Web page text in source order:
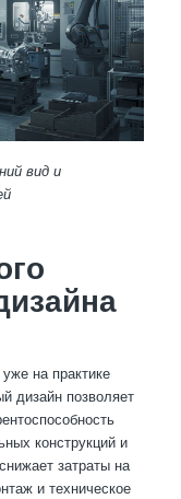
вид и
на практике
дизайн позволяет
конструкций и
затраты на
и техническое